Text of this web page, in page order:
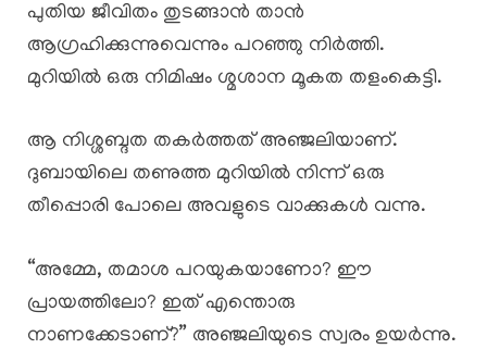
പുതിയ ജീവിതം തുടങ്ങാൻ താൻ
ആഗ്രഹിക്കുന്നുവെന്നും പറഞ്ഞു നിർത്തി.
മുറിയിൽ ഒരു നിമിഷം ശ്മശാന മൂകത തളംകെട്ടി.
ആ നിശ്ശബ്ദത തകർത്തത് അഞ്ജലിയാണ്.
ദുബായിലെ തണുത്ത മുറിയിൽ നിന്ന് ഒരു
തീപ്പൊരി പോലെ അവളുടെ വാക്കുകൾ വന്നു.
“അമ്മേ, തമാശ പറയുകയാണോ? ഈ
പ്രായത്തിലോ? ഇത് എന്തൊരു
നാണക്കേടാണ്?” അഞ്ജലിയുടെ സ്വരം ഉയർന്നു.